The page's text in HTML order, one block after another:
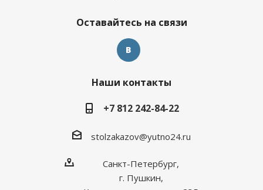
Оставайтесь на связи
Наши контакты
+7 812 242-84-22
stolzakazov@yutno24.ru
Санкт-Петербург,
г. Пушкин,